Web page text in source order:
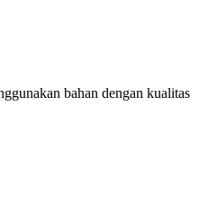
bahan dengan kualitas